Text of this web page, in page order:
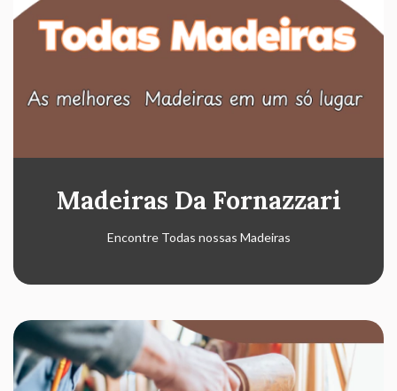
Madeiras Da Fornazzari
Encontre Todas nossas Madeiras